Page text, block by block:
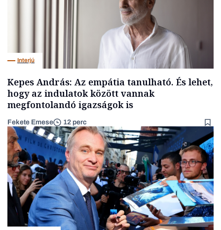
Interjú
Kepes András: Az empátia tanulható. És lehet,
hogy az indulatok között vannak
megfontolandó igazságok is
Fekete Emese 12 perc